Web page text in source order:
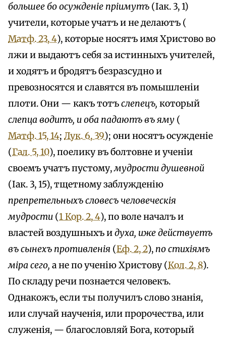
большее бо осужденіе пріимутъ (Іак. 3, 1)
учители, которые учатъ и не делаютъ (
Матф. 23, 4), которые носятъ имя Христово во
лжи и выдаютъ себя за истинныхъ учителей,
и ходятъ и бродятъ безразсудно и
превозносятся и славятся въ помышленіи
плоти. Они — какъ тотъслепецъ, который
слепца водитъ, и оба падаютъ въ яму (
Матф. 15, 14; Лук. 6, 39); они носятъ осужденіе
(Гал. 5, 10), поелику въ болтовне и ученіи
своемъ учатъ пустому,мудрости душевной
(Іак. 3, 15), тщетному заблужденію
препретельныхъ словесъ человеческія
мудрости (1 Кор. 2, 4), по воле началъ и
властей воздушныхъ идуха, иже действуетъ
въ сынехъ противленія (Еф. 2, 2), по стихіямъ
міра сего, а не по ученію Христову (Кол. 2, 8).
По складу речи познается человекъ.
Однакожъ, если ты получилъ слово знанія,
или случай наученія, или пророчества, или
служенія, — благословляй Бога, который